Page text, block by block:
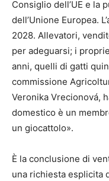
Consiglio dell’UE e la
dell’Unione Europea.
2028. Allevatori,
per adeguarsi; i
anni, quelli di gatti
commissione
Veronika Vrecionová,
domestico è un
un giocattolo».
È la conclusione di
una richiesta esplicita